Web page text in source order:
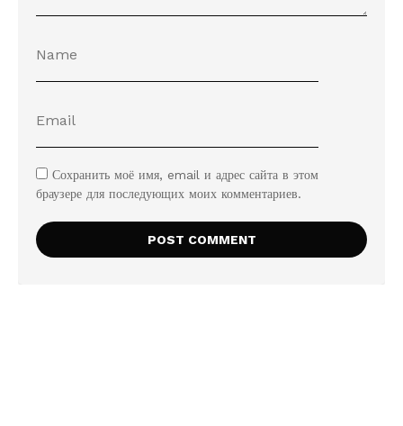
Сохранить моё имя, email и адрес сайта в этом
браузере для последующих моих комментариев.